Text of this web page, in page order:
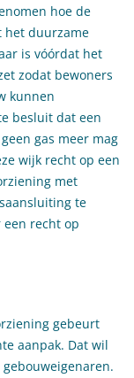
hoe de
het duurzame
is vóórdat het
zodat bewoners
kunnen
besluit dat een
gas meer mag
wijk recht op een
met
te
recht op
gebeurt
aanpak. Dat wil